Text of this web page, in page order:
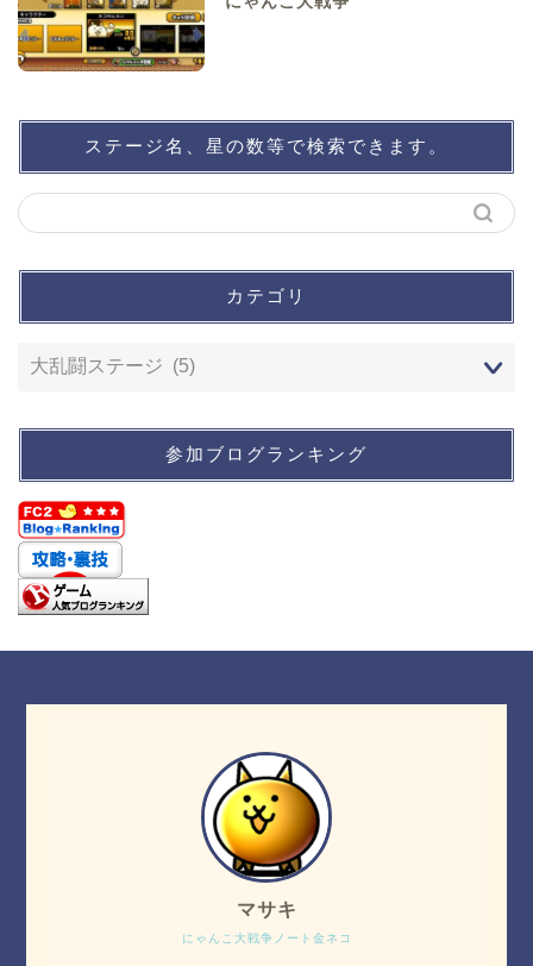
ステージ名、星の数等で検索できます。
カテゴリ
参加ブログランキング
にゃんこ大戦争ノート金ネコ
マサキ